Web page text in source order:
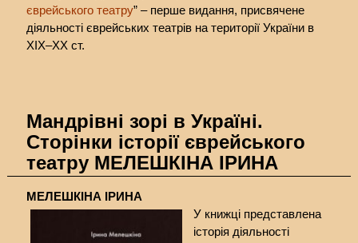
єврейського театру” – перше видання, присвячене
діяльності єврейських театрів на території України в
ХІХ–ХХ ст.
Мандрівні зорі в Україні.
Сторінки історії єврейського
театру МЕЛЕШКІНА ІРИНА
МЕЛЕШКІНА ІРИНА
У книжці представлена
історія діяльності